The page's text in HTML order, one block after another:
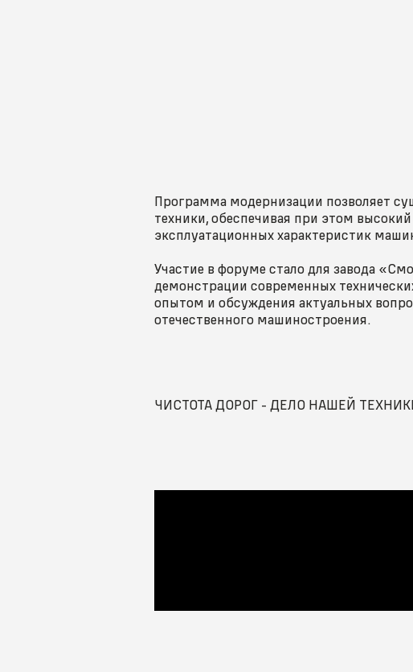
Программа модернизации позволяет
техники, обеспечивая при этом
эксплуатационных характеристик
Участие в форуме стало для завода
демонстрации современных
опытом и обсуждения актуальных
отечественного машиностроения.
ЧИСТОТА ДОРОГ - ДЕЛО НАШЕЙ